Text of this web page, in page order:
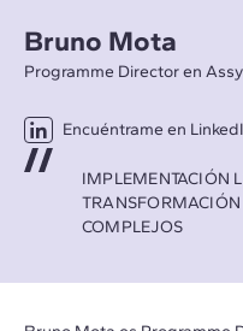
Bruno Mota
Programme Director en
Encuéntrame en
IMPLEMENTACIÓN
TRANSFORMACIÓN
COMPLEJOS